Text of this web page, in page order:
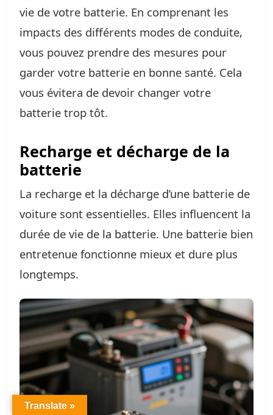
vie de votre batterie. En comprenant les
impacts des différents modes de conduite,
vous pouvez prendre des mesures pour
garder votre batterie en bonne santé. Cela
vous évitera de devoir changer votre
batterie trop tôt.
Recharge et décharge de la
batterie
La recharge et la décharge d’une batterie de
voiture sont essentielles. Elles influencent la
durée de vie de la batterie. Une batterie bien
entretenue fonctionne mieux et dure plus
longtemps.
Translate »